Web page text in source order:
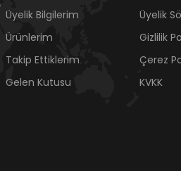
Üyelik Bilgilerim
Ürünlerim
Takip Ettiklerim
Gelen Kutusu
Üyelik
Gizlilik
Çerez
KVKK